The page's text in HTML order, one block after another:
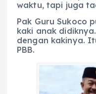
waktu, tapi juga
Pak Guru Sukoco
kaki anak
dengan kakinya.
PBB.